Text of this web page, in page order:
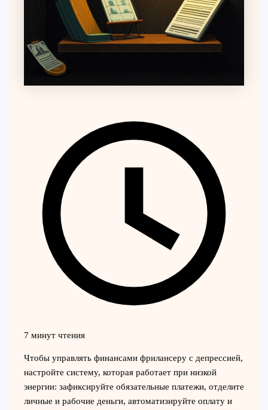
7 минут чтения
Чтобы управлять финансами фрилансеру с депрессией,
настройте систему, которая работает при низкой
энергии: зафиксируйте обязательные платежи, отделите
личные и рабочие деньги, автоматизируйте оплату и